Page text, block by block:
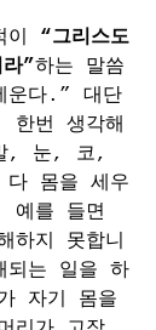
이 “그리스도
”하는 말씀
운다.” 대단
한번 생각해
, 눈, 코,
몸을 세우
예를 들면
하지 못합니
는 일을 하
자기 몸을